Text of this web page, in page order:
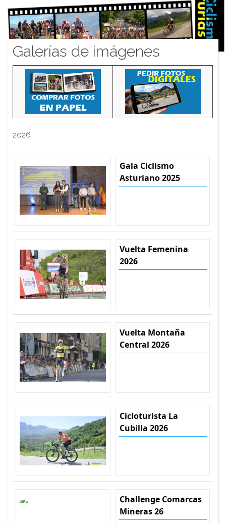
Galerías de imágenes
2026
Gala Ciclismo
Asturiano 2025
Vuelta Femenina
2026
Vuelta Montaña
Central 2026
Cicloturista La
Cubilla 2026
Challenge Comarcas
Mineras 26